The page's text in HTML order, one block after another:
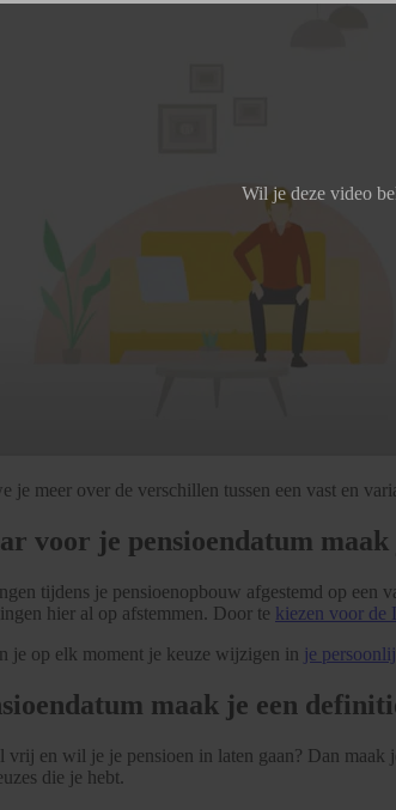
Wil je deze video
je meer over de verschillen tussen een vast en
voor je pensioendatum
tijdens je pensioenopbouw afgestemd op
hier al op afstemmen. Door te kiezen voor de
je op elk moment je keuze wijzigen in je
maak je een
vrij en wil je je pensioen in laten gaan? Dan
die je hebt.